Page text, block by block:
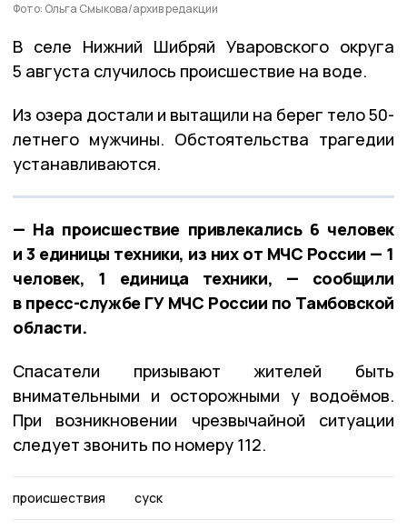
Фото: Ольга Смыкова/архив редакции
В селе Нижний Шибряй Уваровского округа
5 августа случилось происшествие на воде.
Из озера достали и вытащили на берег тело 50-
летнего мужчины. Обстоятельства трагедии
устанавливаются.
— На происшествие привлекались 6 человек
и 3 единицы техники, из них от МЧС России — 1
человек, 1 единица техники, — сообщили
в пресс-службе ГУ МЧС России по Тамбовской
области.
Спасатели призывают жителей быть
внимательными и осторожными у водоёмов.
При возникновении чрезвычайной ситуации
следует звонить по номеру 112.
происшествия суск